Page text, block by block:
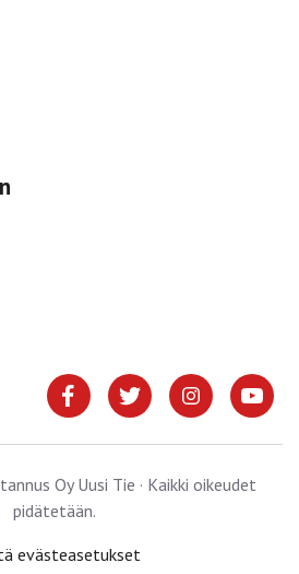
Oy Uusi Tie · Kaikki oikeudet
pidätetään.
evästeasetukset